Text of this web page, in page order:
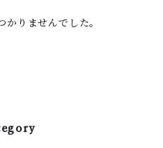
りませんでした。